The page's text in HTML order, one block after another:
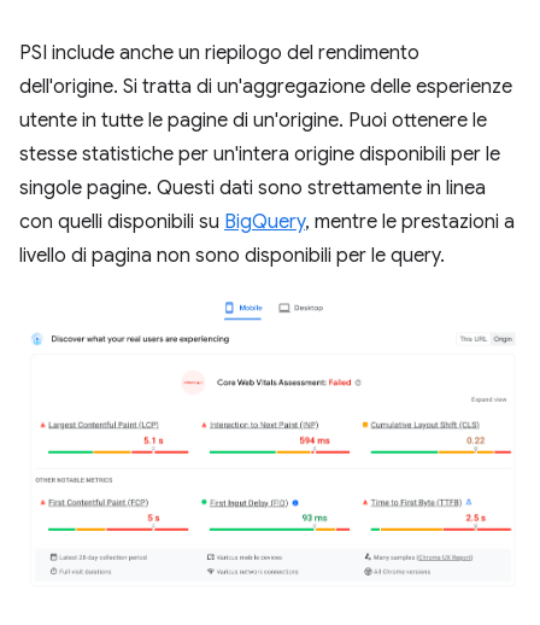
PSI include anche un riepilogo del rendimento
dell'origine. Si tratta di un'aggregazione delle esperienze
utente in tutte le pagine di un'origine. Puoi ottenere le
stesse statistiche per un'intera origine disponibili per le
singole pagine. Questi dati sono strettamente in linea
con quelli disponibili su BigQuery, mentre le prestazioni a
livello di pagina non sono disponibili per le query.